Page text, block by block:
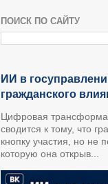
ПОИСК ПО САЙТУ
ИИ в
гражданского
Цифровая
сводится к тому, что
кнопку участия, но не
которую она открыв...